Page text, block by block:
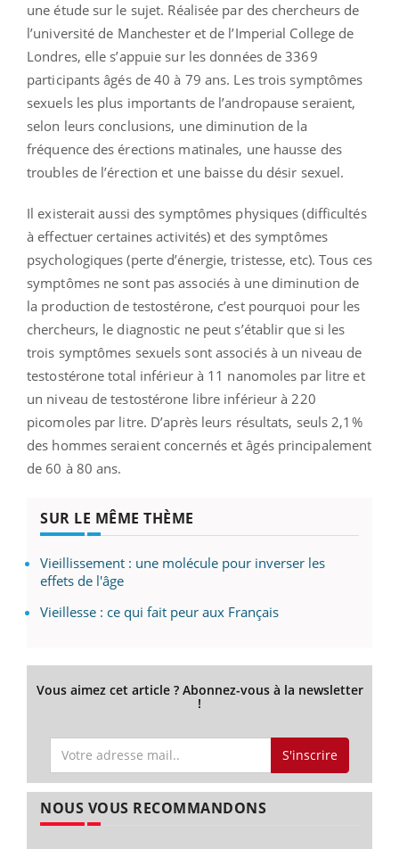
une étude sur le sujet. Réalisée par des chercheurs de
l’université de Manchester et de l’Imperial College de
Londres, elle s’appuie sur les données de 3369
participants âgés de 40 à 79 ans. Les trois symptômes
sexuels les plus importants de l’andropause seraient,
selon leurs conclusions, une diminution de la
fréquence des érections matinales, une hausse des
troubles de l’érection et une baisse du désir sexuel.
Il existerait aussi des symptômes physiques (difficultés
à effectuer certaines activités) et des symptômes
psychologiques (perte d’énergie, tristesse, etc). Tous ces
symptômes ne sont pas associés à une diminution de
la production de testostérone, c’est pourquoi pour les
chercheurs, le diagnostic ne peut s’établir que si les
trois symptômes sexuels sont associés à un niveau de
testostérone total inférieur à 11 nanomoles par litre et
un niveau de testostérone libre inférieur à 220
picomoles par litre. D’après leurs résultats, seuls 2,1%
des hommes seraient concernés et âgés principalement
de 60 à 80 ans.
SUR LE MÊME THÈME
Vieillissement : une molécule pour inverser les
effets de l'âge
Vieillesse : ce qui fait peur aux Français
Vous aimez cet article ? Abonnez-vous à la newsletter
!
S'inscrire
NOUS VOUS RECOMMANDONS